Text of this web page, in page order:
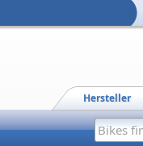
Hersteller